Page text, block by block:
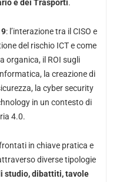
e dei Trasporti.
: l’interazione tra il CISO e
del rischio ICT e come
organica, il ROI sugli
la creazione di
la cyber security
in un contesto di
4.0.
in chiave pratica e
diverse tipologie
studio, dibattiti, tavole